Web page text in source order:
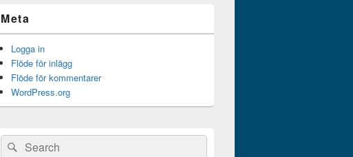
Meta
Logga in
Flöde för inlägg
Flöde för kommentarer
WordPress.org
Sök
Sök